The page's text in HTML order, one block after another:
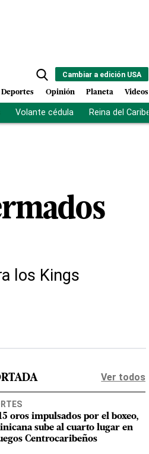
Cambiar a edición USA
Deportes Opinión Planeta Videos
Volante cédula Reina del Caribe
los Kings
Ver todos
oros impulsados por el boxeo,
sube al cuarto lugar en
Centrocaribeños